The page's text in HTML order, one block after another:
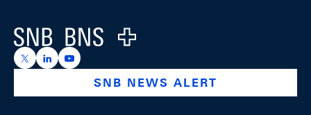
Logo
https://x.com/snb_bns
https://ch.linkedin.com/company/swiss-national-
https://www.youtube.com/@swissnationalbank
SNB NEWS ALERT